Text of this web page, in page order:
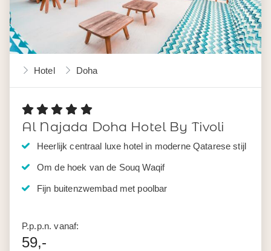
Hotel Doha
Al Najada Doha Hotel By Tivoli
Heerlijk centraal luxe hotel in moderne Qatarese stijl
Om de hoek van de Souq Waqif
Fijn buitenzwembad met poolbar
P.p.p.n. vanaf:
59,-